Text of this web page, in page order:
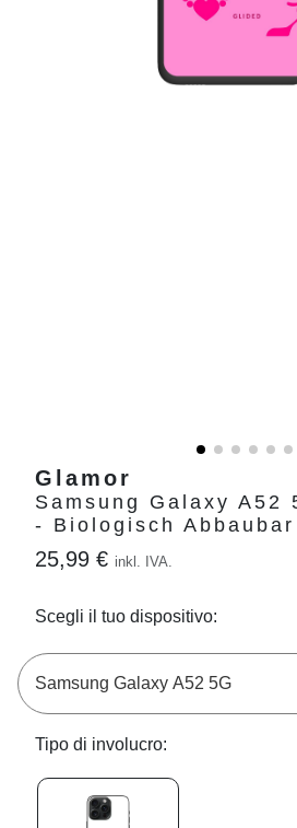
Glamor
Samsung Galaxy A52
- Biologisch Abbaubar
25,99 € inkl. IVA.
Scegli il tuo dispositivo:
Tipo di involucro: